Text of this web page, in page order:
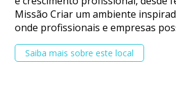
Missão Criar um ambiente
onde profissionais e empresas
Saiba mais sobre este local